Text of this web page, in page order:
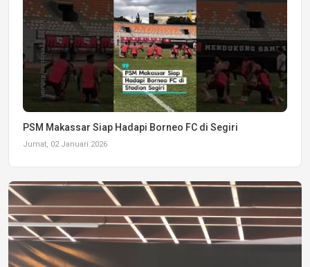
PSM Makassar Siap Hadapi Borneo FC di Segiri
Jumat, 02 Januari 2026